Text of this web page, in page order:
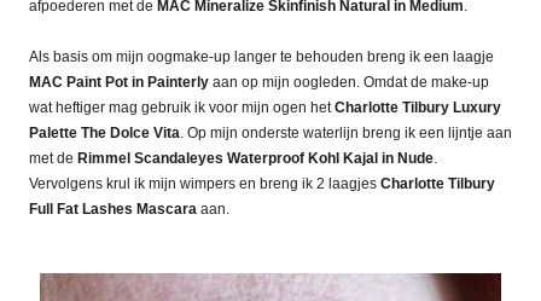
afpoederen met de MAC Mineralize Skinfinish Natural in Medium.
Als basis om mijn oogmake-up langer te behouden breng ik een laagje
MAC Paint Pot in Painterly aan op mijn oogleden. Omdat de make-up
wat heftiger mag gebruik ik voor mijn ogen hetCharlotte Tilbury Luxury
Palette The Dolce Vita. Op mijn onderste waterlijn breng ik een lijntje aan
met de Rimmel Scandaleyes Waterproof Kohl Kajal in Nude.
Vervolgens krul ik mijn wimpers en breng ik 2 laagjes Charlotte Tilbury
Full Fat Lashes Mascara aan.